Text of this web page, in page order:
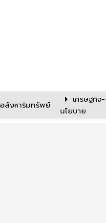
อสังหาริมทรัพย์
เศรษฐกิจ-
นโยบาย